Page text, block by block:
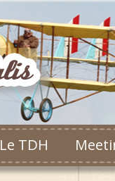
Le TDH